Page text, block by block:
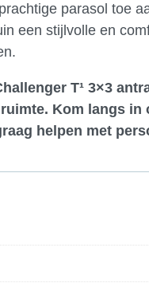
parasol toe
een stijlvolle en
T¹ 3×3
Kom langs in
helpen met